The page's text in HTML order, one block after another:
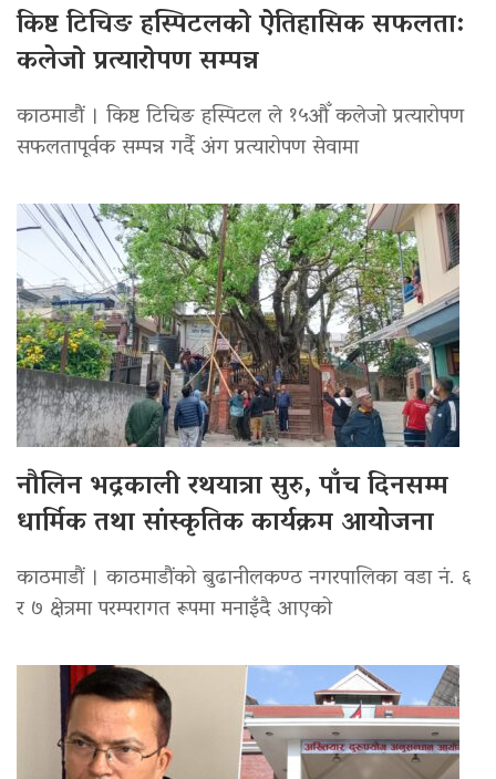
किष्ट टिचिङ हस्पिटलको ऐतिहासिक सफलता:
कलेजो प्रत्यारोपण सम्पन्न
काठमाडौं । किष्ट टिचिङ हस्पिटल ले १५औँ कलेजो प्रत्यारोपण
सफलतापूर्वक सम्पन्न गर्दै अंग प्रत्यारोपण सेवामा
नौलिन भद्रकाली रथयात्रा सुरु, पाँच दिनसम्म
धार्मिक तथा सांस्कृतिक कार्यक्रम आयोजना
काठमाडौं । काठमाडौंको बुढानीलकण्ठ नगरपालिका वडा नं. ६
र ७ क्षेत्रमा परम्परागत रूपमा मनाइँदै आएको